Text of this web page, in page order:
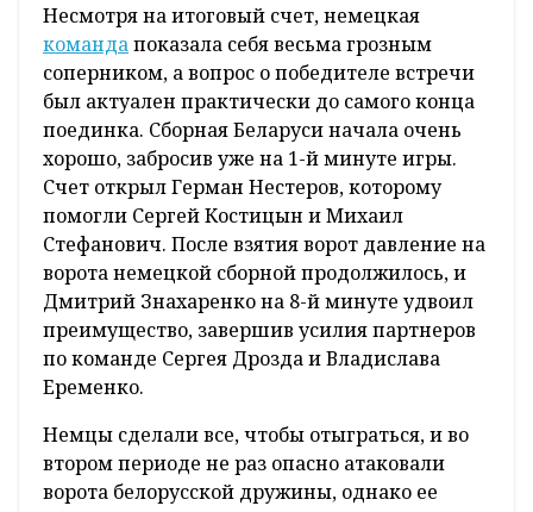
Несмотря на итоговый счет, немецкая
командапоказала себя весьма грозным
соперником, а вопрос о победителе встречи
был актуален практически до самого конца
поединка. Сборная Беларуси начала очень
хорошо, забросив уже на 1-й минуте игры.
Счет открыл Герман Нестеров, которому
помогли Сергей Костицын и Михаил
Стефанович. После взятия ворот давление на
ворота немецкой сборной продолжилось, и
Дмитрий Знахаренко на 8-й минуте удвоил
преимущество, завершив усилия партнеров
по команде Сергея Дрозда и Владислава
Еременко.
Немцы сделали все, чтобы отыграться, и во
втором периоде не раз опасно атаковали
ворота белорусской дружины, однако ее